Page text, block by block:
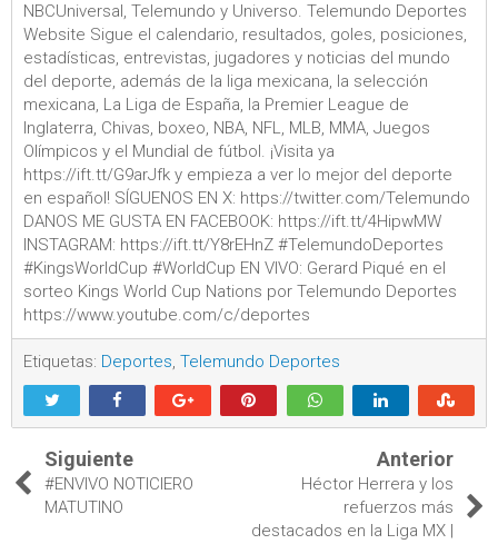
NBCUniversal, Telemundo y Universo. Telemundo Deportes
Website Sigue el calendario, resultados, goles, posiciones,
estadísticas, entrevistas, jugadores y noticias del mundo
del deporte, además de la liga mexicana, la selección
mexicana, La Liga de España, la Premier League de
Inglaterra, Chivas, boxeo, NBA, NFL, MLB, MMA, Juegos
Olímpicos y el Mundial de fútbol. ¡Visita ya
https://ift.tt/G9arJfk y empieza a ver lo mejor del deporte
en español! SÍGUENOS EN X: https://twitter.com/Telemundo
DANOS ME GUSTA EN FACEBOOK: https://ift.tt/4HipwMW
INSTAGRAM: https://ift.tt/Y8rEHnZ #TelemundoDeportes
#KingsWorldCup #WorldCup EN VIVO: Gerard Piqué en el
sorteo Kings World Cup Nations por Telemundo Deportes
https://www.youtube.com/c/deportes
Etiquetas: Deportes, Telemundo Deportes
Siguiente
#ENVIVO NOTICIERO
MATUTINO
Anterior
Héctor Herrera y los
refuerzos más
destacados en la Liga MX |